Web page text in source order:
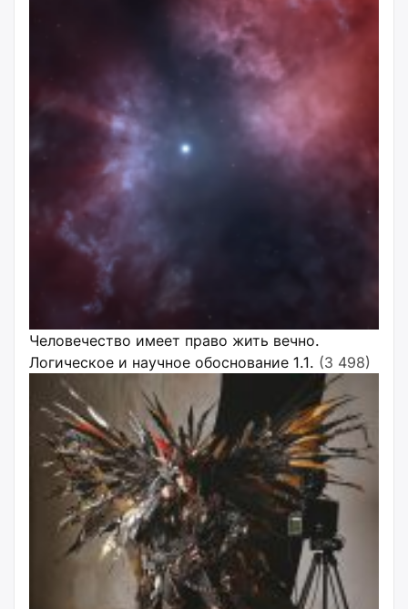
Человечество имеет право жить вечно.
Логическое и научное обоснование 1.1. (3 498)